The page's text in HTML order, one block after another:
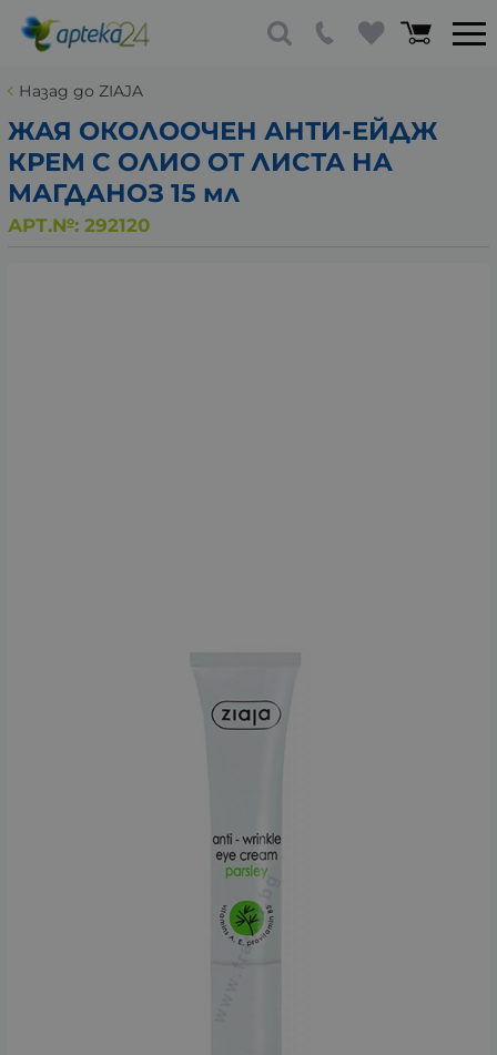
Назад до ZIAJA
ЖАЯ ОКОЛООЧЕН АНТИ-ЕЙДЖ
КРЕМ С ОЛИО ОТ ЛИСТА НА
МАГДАНОЗ 15 мл
АРТ.№: 292120